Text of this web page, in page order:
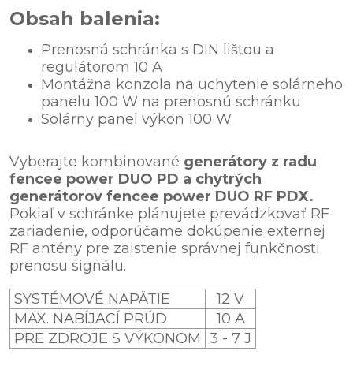
Obsah balenia:
Prenosná schránka s DIN lištou a
regulátorom 10 A
Montážna konzola na uchytenie solárneho
panelu 100 W na prenosnú schránku
Solárny panel výkon 100 W
Vyberajte kombinované generátory z radu
fencee power DUO PD a chytrých
generátorov fencee power DUO RF PDX.
Pokiaľ v schránke plánujete prevádzkovať RF
zariadenie, odporúčame dokúpenie externej
RF antény pre zaistenie správnej funkčnosti
prenosu signálu.
SYSTÉMOVÉ NAPÄTIE
12 V
MAX. NABÍJACÍ PRÚD
10 A
PRE ZDROJE S VÝKONOM 3 - 7 J